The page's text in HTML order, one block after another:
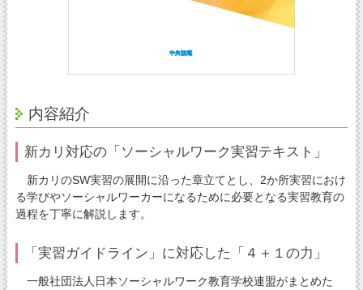
内容紹介
新カリ対応の「ソーシャルワーク実習テキスト」
新カリのSW実習の展開に沿った章立てとし、2か所実習におけ
る学びやソーシャルワーカーになるために必要となる実習教育の
過程を丁寧に解説します。
「実習ガイドライン」に対応した「４＋１の力」
一般社団法人日本ソーシャルワーク教育学校連盟がまとめた